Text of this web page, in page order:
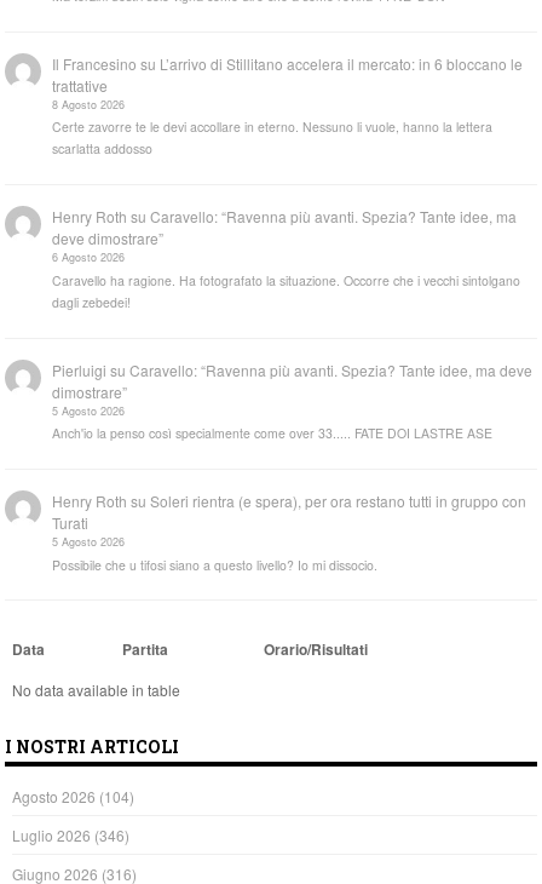
Il Francesino su L’arrivo di Stillitano accelera il mercato: in 6 bloccano le
trattative
8 Agosto 2026
Certe zavorre te le devi accollare in eterno. Nessuno li vuole, hanno la lettera
scarlatta addosso
Henry Roth suCaravello: “Ravenna più avanti. Spezia? Tante idee, ma
deve dimostrare”
6 Agosto 2026
Caravello ha ragione. Ha fotografato la situazione. Occorre che i vecchi sintolgano
dagli zebedei!
Pierluigi suCaravello: “Ravenna più avanti. Spezia? Tante idee, ma deve
dimostrare”
5 Agosto 2026
Anch'io la penso così specialmente come over 33..... FATE DOI LASTRE ASE
Henry Roth suSoleri rientra (e spera), per ora restano tutti in gruppo con
Turati
5 Agosto 2026
Possibile che u tifosi siano a questo livello? Io mi dissocio.
Data Partita Orario/Risultati
No data available in table
I NOSTRI ARTICOLI
Agosto 2026 (104)
Luglio 2026 (346)
Giugno 2026 (316)